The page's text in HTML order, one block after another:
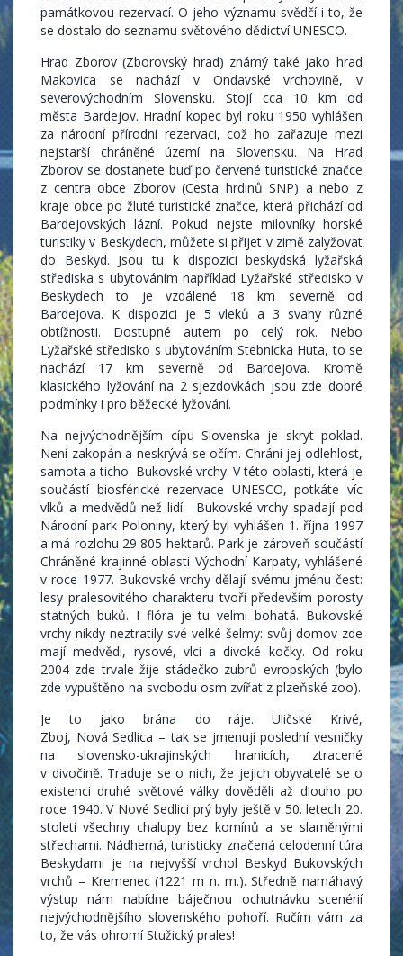
památkovou rezervací. O jeho významu svědčí i to, že
se dostalo do seznamu světového dědictví UNESCO.
Hrad Zborov (Zborovský hrad) známý také jako hrad
Makovica se nachází v Ondavské vrchovině, v
severovýchodním Slovensku. Stojí cca 10 km od
města Bardejov. Hradní kopec byl roku 1950 vyhlášen
za národní přírodní rezervaci, což ho zařazuje mezi
nejstarší chráněné území na Slovensku. Na Hrad
Zborov se dostanete buď po červené turistické značce
z centra obce Zborov (Cesta hrdinů SNP) a nebo z
kraje obce po žluté turistické značce, která přichází od
Bardejovských lázní. Pokud nejste milovníky horské
turistiky v Beskydech, můžete si přijet v zimě zalyžovat
do Beskyd. Jsou tu k dispozici beskydská lyžařská
střediska s ubytováním například Lyžařské středisko v
Beskydech to je vzdálené 18 km severně od
Bardejova. K dispozici je 5 vleků a 3 svahy různé
obtížnosti. Dostupné autem po celý rok. Nebo
Lyžařské středisko s ubytováním Stebnícka Huta, to se
nachází 17 km severně od Bardejova. Kromě
klasického lyžování na 2 sjezdovkách jsou zde dobré
podmínky i pro běžecké lyžování.
Na nejvýchodnějším cípu Slovenska je skryt poklad.
Není zakopán a neskrývá se očím. Chrání jej odlehlost,
samota a ticho. Bukovské vrchy. V této oblasti, která je
součástí biosférické rezervace UNESCO, potkáte víc
vlků a medvědů než lidí. Bukovské vrchy spadají pod
Národní park Poloniny, který byl vyhlášen 1. října 1997
a má rozlohu 29 805 hektarů. Park je zároveň součástí
Chráněné krajinné oblasti Východní Karpaty, vyhlášené
v roce 1977. Bukovské vrchy dělají svému jménu čest:
lesy pralesovitého charakteru tvoří především porosty
statných buků. I flóra je tu velmi bohatá. Bukovské
vrchy nikdy neztratily své velké šelmy: svůj domov zde
mají medvědi, rysové, vlci a divoké kočky. Od roku
2004 zde trvale žije stádečko zubrů evropských (bylo
zde vypuštěno na svobodu osm zvířat z plzeňské zoo).
Je to jako brána do ráje. Uličské Krivé,
Zboj, Nová Sedlica – tak se jmenují poslední vesničky
na slovensko-ukrajinských hranicích, ztracené
v divočině. Traduje se o nich, že jejich obyvatelé se o
existenci druhé světové války dověděli až dlouho po
roce 1940. V Nové Sedlici prý byly ještě v 50. letech 20.
století všechny chalupy bez komínů a se slaměnými
střechami. Nádherná, turisticky značená celodenní túra
Beskydami je na nejvyšší vrchol Beskyd Bukovských
vrchů – Kremenec (1221 m n. m.). Středně namáhavý
výstup nám nabídne báječnou ochutnávku scenérií
nejvýchodnějšího slovenského pohoří. Ručím vám za
to, že vás ohromí Stužický prales!